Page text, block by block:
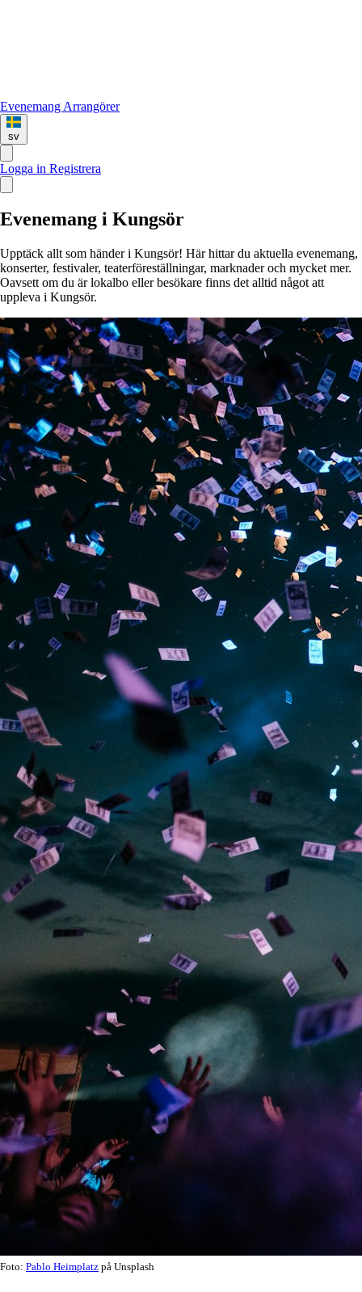
Evenemang Arrangörer
sv
Logga in Registrera
Evenemang i Kungsör
Upptäck allt som händer i Kungsör! Här hittar du aktuella evenemang,
konserter, festivaler, teaterföreställningar, marknader och mycket mer.
Oavsett om du är lokalbo eller besökare finns det alltid något att
uppleva i Kungsör.
Foto: Pablo Heimplatz på Unsplash